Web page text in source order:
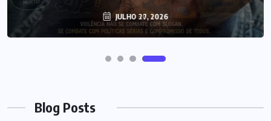
JULHO 27, 2026
Blog Posts